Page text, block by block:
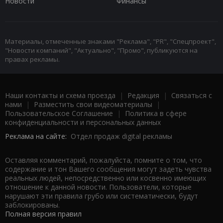
Материалы, отмеченные знаками "Реклама", "PR", "Спецпроект",
"Новости компаний", "Актуально", "Промо", публикуются на
правах рекламы.
Наши контакты и схема проезда | Редакция | Связаться с
нами | Разместить свои видеоматериалы |
Пользовательское Соглашение |
Политика в сфере
конфиденциальности и персональных данных
Реклама на сайте: Отдел продаж digital рекламы
Оставляя комментарий, пожалуйста, помните о том, что
содержание и тон Вашего сообщения могут задеть чувства
реальных людей, непосредственно или косвенно имеющих
отношение к данной новости. Пользователи, которые
нарушают эти правила грубо или систематически, будут
заблокированы.
Полная версия правил